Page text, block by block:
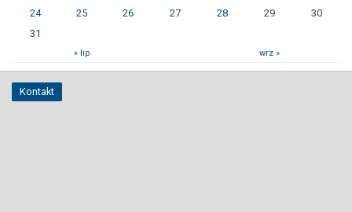
24
25 26 27 28 29
30
31
« lip wrz »
Kontakt